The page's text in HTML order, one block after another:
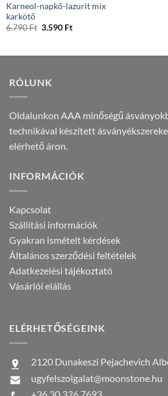
Karneol-napkő-lazurit mix
karkötő
6.790Ft Original
3.590 FtCurrent
RÓLUNK
Oldalunkon AAA minőségű
technikával készített
elérhető áron.
INFORMÁCIÓK
Kapcsolat
Szállítási információk
Gyakran ismételt kérdések
Általános szerződési feltételek
Adatkezelési tájékoztató
Vásárlói elállás
ELÉRHETŐSÉGEINK
2120 Dunakeszi Pejachevich
ugyfelszolgalat@moonstone.hu